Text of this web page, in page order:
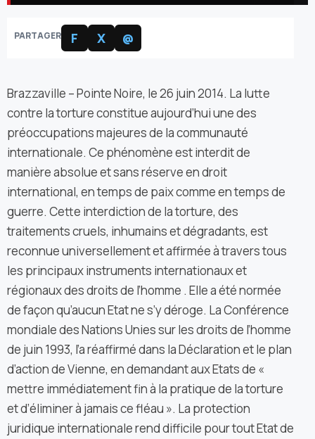
PARTAGER F X @
Brazzaville – Pointe Noire, le 26 juin 2014. La lutte
contre la torture constitue aujourd’hui une des
préoccupations majeures de la communauté
internationale. Ce phénomène est interdit de
manière absolue et sans réserve en droit
international, en temps de paix comme en temps de
guerre. Cette interdiction de la torture, des
traitements cruels, inhumains et dégradants, est
reconnue universellement et affirmée à travers tous
les principaux instruments internationaux et
régionaux des droits de l’homme . Elle a été normée
de façon qu’aucun Etat ne s’y déroge. La Conférence
mondiale des Nations Unies sur les droits de l’homme
de juin 1993, l’a réaffirmé dans la Déclaration et le plan
d’action de Vienne, en demandant aux Etats de «
mettre immédiatement fin à la pratique de la torture
et d’éliminer à jamais ce fléau ». La protection
juridique internationale rend difficile pour tout Etat de